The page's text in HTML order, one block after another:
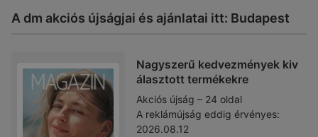
A dm akciós újságjai és ajánlatai itt: Budapest
Nagyszerű kedvezmények kiv
álasztott termékekre
Akciós újság – 24 oldal
A reklámújság eddig érvényes:
2026.08.12